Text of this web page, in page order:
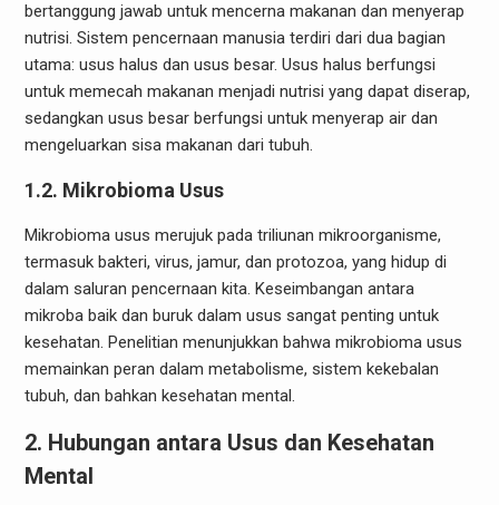
bertanggung jawab untuk mencerna makanan dan menyerap
nutrisi. Sistem pencernaan manusia terdiri dari dua bagian
utama: usus halus dan usus besar. Usus halus berfungsi
untuk memecah makanan menjadi nutrisi yang dapat diserap,
sedangkan usus besar berfungsi untuk menyerap air dan
mengeluarkan sisa makanan dari tubuh.
1.2. Mikrobioma Usus
Mikrobioma usus merujuk pada triliunan mikroorganisme,
termasuk bakteri, virus, jamur, dan protozoa, yang hidup di
dalam saluran pencernaan kita. Keseimbangan antara
mikroba baik dan buruk dalam usus sangat penting untuk
kesehatan. Penelitian menunjukkan bahwa mikrobioma usus
memainkan peran dalam metabolisme, sistem kekebalan
tubuh, dan bahkan kesehatan mental.
2. Hubungan antara Usus dan Kesehatan
Mental